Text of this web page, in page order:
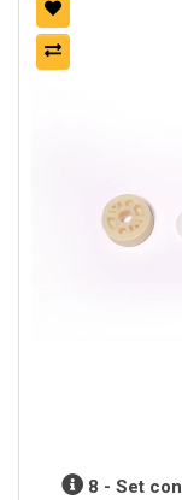
8 - Set